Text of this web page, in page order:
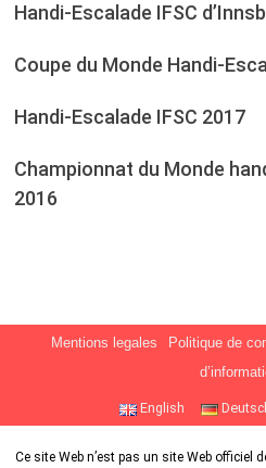
Handi-Escalade IFSC
Coupe du Monde Handi-
Handi-Escalade IFSC 2017
Championnat du Monde
2016
Mentions legales Politique de
English
Ce site Web n’est pas un site Web officiel